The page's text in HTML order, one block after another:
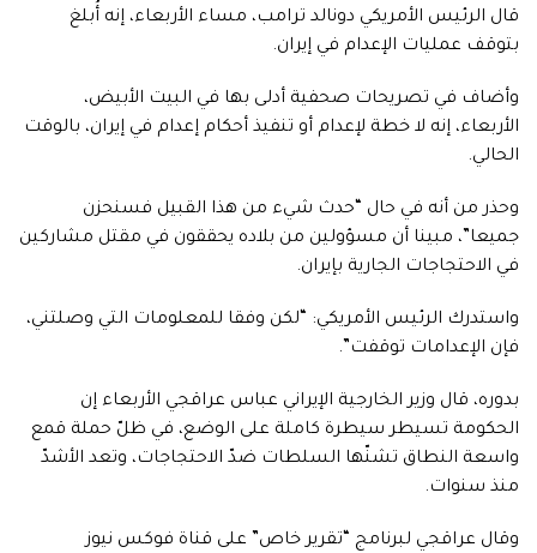
قال الرئيس الأمريكي دونالد ترامب، مساء الأربعاء، إنه أُبلغ
بتوقف عمليات الإعدام في إيران.
وأضاف في تصريحات صحفية أدلى بها في البيت الأبيض،
الأربعاء، إنه لا خطة لإعدام أو تنفيذ أحكام إعدام في إيران، بالوقت
الحالي.
وحذر من أنه في حال “حدث شيء من هذا القبيل فسنحزن
جميعا”، مبينا أن مسؤولين من بلاده يحققون في مقتل مشاركين
في الاحتجاجات الجارية بإيران.
واستدرك الرئيس الأمريكي: “لكن وفقا للمعلومات التي وصلتني،
فإن الإعدامات توقفت”.
بدوره، قال وزير الخارجية الإيراني عباس عراقجي الأربعاء إن
الحكومة تسيطر سيطرة كاملة على الوضع، في ظلّ حملة قمع
واسعة النطاق تشنّها السلطات ضدّ الاحتجاجات، وتعد الأشدّ
منذ سنوات.
وقال عراقجي لبرنامج “تقرير خاص” على قناة فوكس نيوز